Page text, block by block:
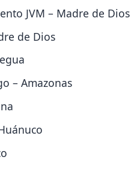
JVM – Madre de Dios
de Dios
– Amazonas